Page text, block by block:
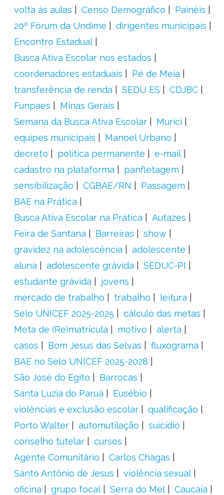
volta ás aulas
Censo Demográfico
Painéis
20º Fórum da Undime
dirigentes municipais
Encontro Estadual
Busca Ativa Escolar nos estados
coordenadores estaduais
Pé de Meia
transferência de renda
SEDU ES
CDJBC
Funpaes
Minas Gerais
Semana da Busca Ativa Escolar
Murici
equipes municipais
Manoel Urbano
decreto
política permanente
e-mail
cadastro na plataforma
panfletagem
sensibilização
CGBAE/RN
Passagem
BAE na Prática
Busca Ativa Escolar na Prática
Autazes
Feira de Santana
Barreiras
show
gravidez na adolescência
adolescente
aluna
adolescente grávida
SEDUC-PI
estudante grávida
jovens
mercado de trabalho
trabalho
leitura
Selo UNICEF 2025-2025
cálculo das metas
Meta de (Re)matrícula
motivo
alerta
casos
Bom Jesus das Selvas
fluxograma
BAE no Selo UNICEF 2025-2028
São José do Egito
Barrocas
Santa Luzia do Paruá
Eusébio
violências e exclusão escolar
qualificação
Porto Walter
automutilação
suicídio
conselho tutelar
cursos
Agente Comunitário
Carlos Chagas
Santo Antônio de Jesus
violência sexual
oficina
grupo focal Serra do Mel
Caucaia